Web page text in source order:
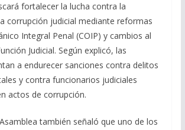
fortalecer la lucha contra la
corrupción judicial mediante reformas
Integral Penal (COIP) y cambios al
Judicial. Según explicó, las
a endurecer sanciones contra delitos
y contra funcionarios judiciales
actos de corrupción.
también señaló que uno de los